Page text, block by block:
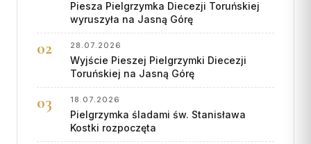
Piesza Pielgrzymka Diecezji Toruńskiej
wyruszyła na Jasną Górę
28.07.2026
Wyjście Pieszej Pielgrzymki Diecezji
Toruńskiej na Jasną Górę
18.07.2026
Pielgrzymka śladami św. Stanisława
Kostki rozpoczęta